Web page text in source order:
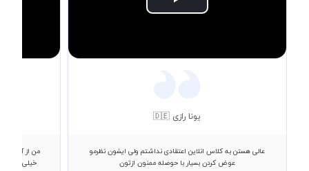
Play
یونا رازی 🇩🇪
عالی هستن به کلاس انلاین اعتقادی نداشتم ولی ایشون نظرمو
عوض کردن بسیار با حوصله ممنون ازتون
من از
خیلی